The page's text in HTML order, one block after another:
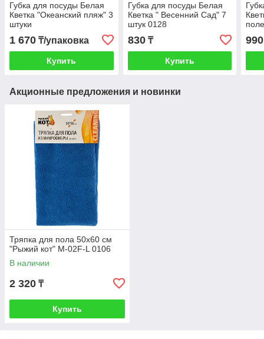
Губка для посуды Белая
Кветка "Океанский пляж" 3
штуки
1 670 ₸/упаковка
Купить
Губка для посуды Белая
Кветка " Весенний Сад" 7
штук 0128
830₸
Купить
990
Акционные предложения и новинки
Тряпка для пола 50х60 см
"Рыжий кот" M-02F-L 0106
В наличии
2 320 ₸
Купить